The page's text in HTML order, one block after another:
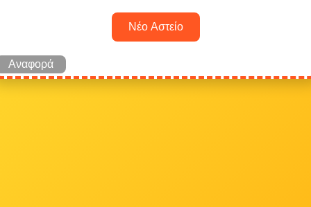
Νέο Αστείο
Αναφορά